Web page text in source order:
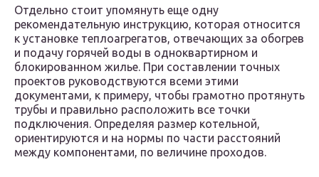
Отдельно стоит упомянуть еще одну
рекомендательную инструкцию, которая относится
к установке теплоагрегатов, отвечающих за обогрев
и подачу горячей воды в одноквартирном и
блокированном жилье. При составлении точных
проектов руководствуются всеми этими
документами, к примеру, чтобы грамотно протянуть
трубы и правильно расположить все точки
подключения. Определяя размер котельной,
ориентируются и на нормы по части расстояний
между компонентами, по величине проходов.